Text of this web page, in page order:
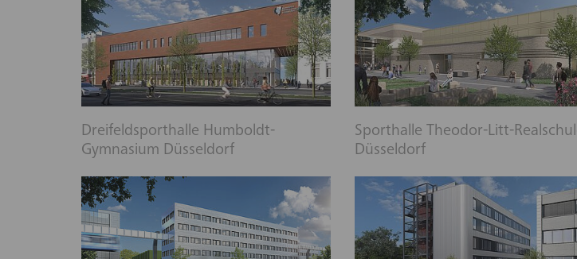
Dreifeldsporthalle Humboldt-
Gymnasium Düsseldorf
Sporthalle Theodor-Litt-
Düsseldorf